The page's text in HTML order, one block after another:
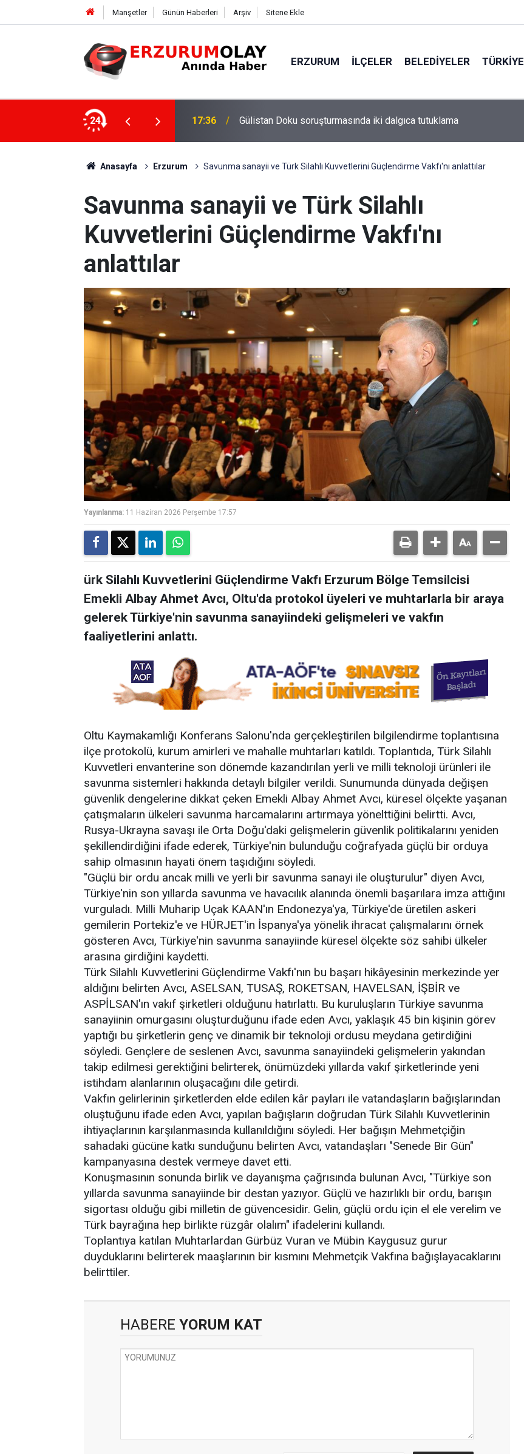
Manşetler Günün Haberleri Arşiv Sitene Ekle
ERZURUM İLÇELER BELEDIYELER TÜRKIYE
24
dalgıca tutuklama 12:29
Anasayfa Erzurum Savunma sanayii ve Türk Silahlı Kuvvetlerini Güçlendirme Vakfı'nı anlattılar
Savunma sanayii ve Türk Silahlı
Kuvvetlerini Güçlendirme Vakfı'nı
anlattılar
Yayınlanma: 11 Haziran 2026 Perşembe 17:57
ürk Silahlı Kuvvetlerini Güçlendirme Vakfı Erzurum Bölge Temsilcisi
Emekli Albay Ahmet Avcı, Oltu'da protokol üyeleri ve muhtarlarla bir araya
gelerek Türkiye'nin savunma sanayiindeki gelişmeleri ve vakfın
faaliyetlerini anlattı.
Oltu Kaymakamlığı Konferans Salonu'nda gerçekleştirilen bilgilendirme toplantısına
ilçe protokolü, kurum amirleri ve mahalle muhtarları katıldı. Toplantıda, Türk Silahlı
Kuvvetleri envanterine son dönemde kazandırılan yerli ve milli teknoloji ürünleri ile
savunma sistemleri hakkında detaylı bilgiler verildi. Sunumunda dünyada değişen
güvenlik dengelerine dikkat çeken Emekli Albay Ahmet Avcı, küresel ölçekte yaşanan
çatışmaların ülkeleri savunma harcamalarını artırmaya yönelttiğini belirtti. Avcı,
Rusya-Ukrayna savaşı ile Orta Doğu'daki gelişmelerin güvenlik politikalarını yeniden
şekillendirdiğini ifade ederek, Türkiye'nin bulunduğu coğrafyada güçlü bir orduya
sahip olmasının hayati önem taşıdığını söyledi.
"Güçlü bir ordu ancak milli ve yerli bir savunma sanayi ile oluşturulur" diyen Avcı,
Türkiye'nin son yıllarda savunma ve havacılık alanında önemli başarılara imza attığını
vurguladı. Milli Muharip Uçak KAAN'ın Endonezya'ya, Türkiye'de üretilen askeri
gemilerin Portekiz'e ve HÜRJET'in İspanya'ya yönelik ihracat çalışmalarını örnek
gösteren Avcı, Türkiye'nin savunma sanayiinde küresel ölçekte söz sahibi ülkeler
arasına girdiğini kaydetti.
Türk Silahlı Kuvvetlerini Güçlendirme Vakfı'nın bu başarı hikâyesinin merkezinde yer
aldığını belirten Avcı, ASELSAN, TUSAŞ, ROKETSAN, HAVELSAN, İŞBİR ve
ASPİLSAN'ın vakıf şirketleri olduğunu hatırlattı. Bu kuruluşların Türkiye savunma
sanayiinin omurgasını oluşturduğunu ifade eden Avcı, yaklaşık 45 bin kişinin görev
yaptığı bu şirketlerin genç ve dinamik bir teknoloji ordusu meydana getirdiğini
söyledi. Gençlere de seslenen Avcı, savunma sanayiindeki gelişmelerin yakından
takip edilmesi gerektiğini belirterek, önümüzdeki yıllarda vakıf şirketlerinde yeni
istihdam alanlarının oluşacağını dile getirdi.
Vakfın gelirlerinin şirketlerden elde edilen kâr payları ile vatandaşların bağışlarından
oluştuğunu ifade eden Avcı, yapılan bağışların doğrudan Türk Silahlı Kuvvetlerinin
ihtiyaçlarının karşılanmasında kullanıldığını söyledi. Her bağışın Mehmetçiğin
sahadaki gücüne katkı sunduğunu belirten Avcı, vatandaşları "Senede Bir Gün"
kampanyasına destek vermeye davet etti.
Konuşmasının sonunda birlik ve dayanışma çağrısında bulunan Avcı, "Türkiye son
yıllarda savunma sanayiinde bir destan yazıyor. Güçlü ve hazırlıklı bir ordu, barışın
sigortası olduğu gibi milletin de güvencesidir. Gelin, güçlü ordu için el ele verelim ve
Türk bayrağına hep birlikte rüzgâr olalım" ifadelerini kullandı.
Toplantıya katılan Muhtarlardan Gürbüz Vuran ve Mübin Kaygusuz gurur
duyduklarını belirterek maaşlarının bir kısmını Mehmetçik Vakfına bağışlayacaklarını
belirttiler.
HABERE YORUM KAT